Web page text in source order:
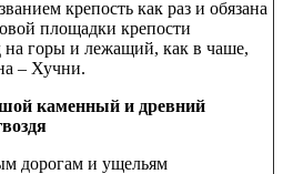
крепость как раз и обязана
площадки крепости
на горы и лежащий, как в чаше,
– Хучни.
каменный и древний
дорогам и ущельям